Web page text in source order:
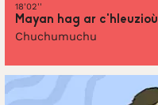
18'02''
Mayan hag ar c’hleuzioù
Chuchumuchu